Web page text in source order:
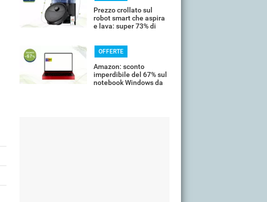
Prezzo crollato sul
robot smart che aspira
e lava: super 73% di
OFFERTE
Amazon: sconto
imperdibile del 67% sul
notebook Windows da